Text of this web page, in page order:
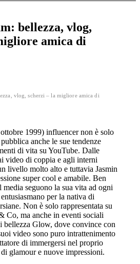
bellezza, vlog,
amica di
vlog, scherzi – la migliore amica di
1999) influencer non è solo
anche le sue tendenze
di vita su YouTube. Dalle
video di coppia e agli interni
livello molto alto e tuttavia Jasmin
super cool e amabile. Ben
seguono la sua vita ad ogni
per la nativa di
Non è solo rappresentata su
Co, ma anche in eventi sociali
bellezza Glow, dove convince con
video sono puro intrattenimento
di immergersi nel proprio
glamour e nuove impressioni.